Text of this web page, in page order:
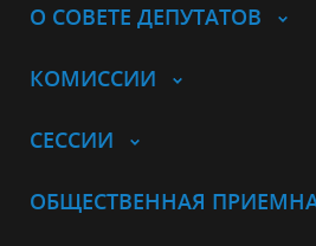
О СОВЕТЕ ДЕПУТАТОВ
КОМИССИИ
СЕССИИ
ОБЩЕСТВЕННАЯ